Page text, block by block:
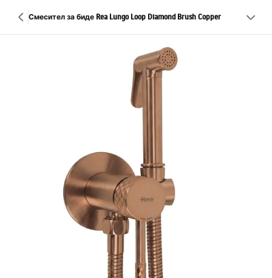
Смесител за биде Rea Lungo Loop Diamond Brush Copper